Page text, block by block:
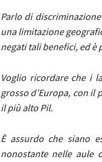
Parlo di
una limitazione
negati tali benefici, ed è
Voglio ricordare che i
grosso d’Europa, con il
il più alto Pil.
È assurdo che siano
nonostante nelle aule